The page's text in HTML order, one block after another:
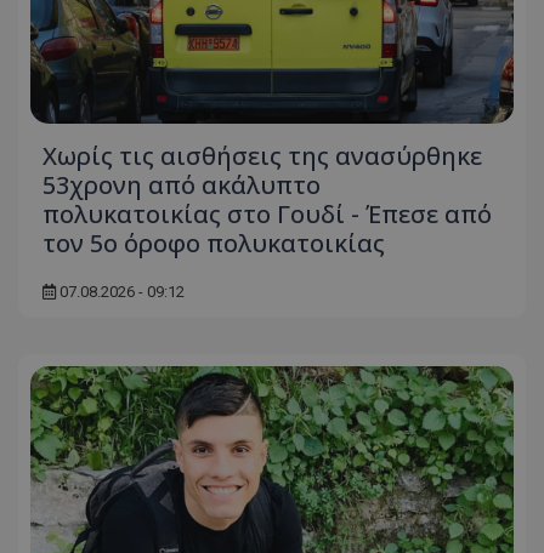
Χωρίς τις αισθήσεις της ανασύρθηκε
53χρονη από ακάλυπτο
πολυκατοικίας στο Γουδί - Έπεσε από
τον 5ο όροφο πολυκατοικίας
07.08.2026 - 09:12